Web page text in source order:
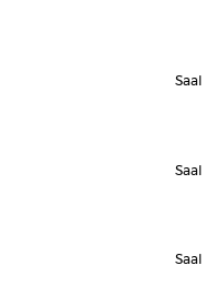
Saal
Saal
Saal